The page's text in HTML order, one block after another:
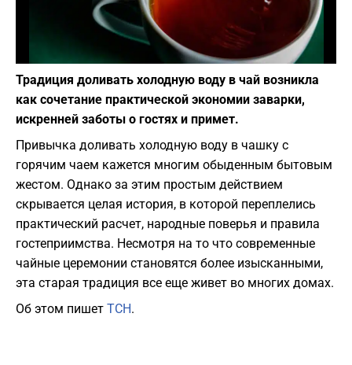
Фото: pixabay.com
Традиция доливать холодную воду в чай возникла
как сочетание практической экономии заварки,
искренней заботы о гостях и примет.
Привычка доливать холодную воду в чашку с
горячим чаем кажется многим обыденным бытовым
жестом. Однако за этим простым действием
скрывается целая история, в которой переплелись
практический расчет, народные поверья и правила
гостеприимства. Несмотря на то что современные
чайные церемонии становятся более изысканными,
эта старая традиция все еще живет во многих домах.
Об этом пишет ТСН.